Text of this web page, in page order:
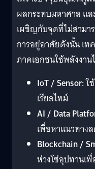
ผลกระทบมหาศาล แล
เผชิญกับจุดที่ไม่สามา
การอยู่อาศัยดังนั้น เท
ภาคเอกชนใช้พลังงา
IoT / Sensor:ใ
เรียลไทม์
AI / Data
เพื่อหาแนวทาง
Blockchain /
ห่วงโซ่อุปทานเ